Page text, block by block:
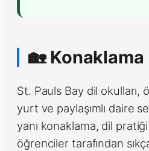
🏡
St. Pauls Bay dil okulları,
yurt ve paylaşımlı daire
yanı konaklama, dil pratiği
öğrenciler tarafından